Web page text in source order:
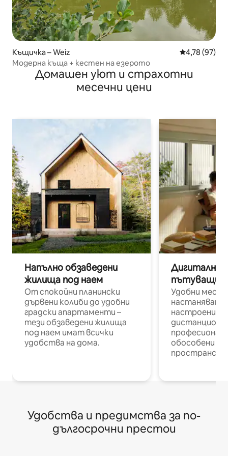
Къщичка – Weiz Средна
4,78 (97)
Модерна къща + кестен на езерото
Домашен уют и страхотни
месечни цени
Напълно обзаведени
жилища под наем
От спокойни планински
дървени колиби до удобни
градски апартаменти –
тези обзаведени жилища
под наем имат всички
удобства на дома.
Дигитални
пътуващи
Удобни
настаняване
настроени и
обособени
Удобства и предимства за по-
дългосрочни престои